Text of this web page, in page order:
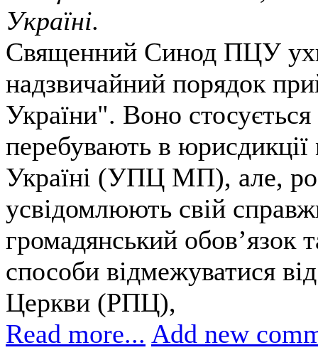
Україні.
Священний Синод ПЦУ
надзвичайний порядок
України". Воно стосується
перебувають в юрисдикції
Україні (УПЦ МП), але,
усвідомлюють свій
громадянський обов’язок
способи відмежуватися
Церкви (РПЦ),
Read more... Add new